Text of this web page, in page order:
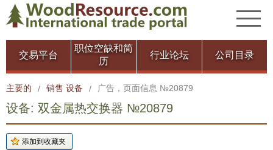
交易平台
职位空缺和简
历
行业论坛 公司目录
主要的 / 销售 设备 / 广告，页面信息 №20879
设备: 双金属热交换器 №20879